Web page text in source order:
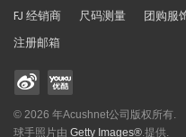
FJ 经销商
尺码测量 团购服
注册邮箱
© 2026 年Acushnet公司版权所有.
球手照片由 Getty Images®.提供.